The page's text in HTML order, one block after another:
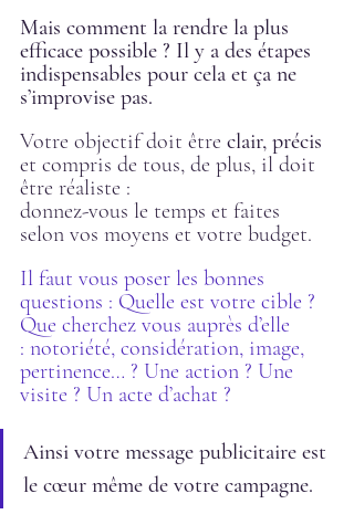
Mais comment la rendre la plus
efficace possible ? Il y a des étapes
indispensables pour cela et ça ne
s’improvise pas.
Votre objectif doit être clair, précis
et compris de tous, de plus, il doit
être réaliste :
donnez-vous le temps et faites
selon vos moyens et votre budget.
Il faut vous poser les bonnes
questions : Quelle est votre cible ?
Que cherchez vous auprès d’elle
: notoriété, considération, image,
pertinence… ? Une action ? Une
visite ? Un acte d’achat ?
Ainsi votre message publicitaire est
le cœur même de votre campagne.